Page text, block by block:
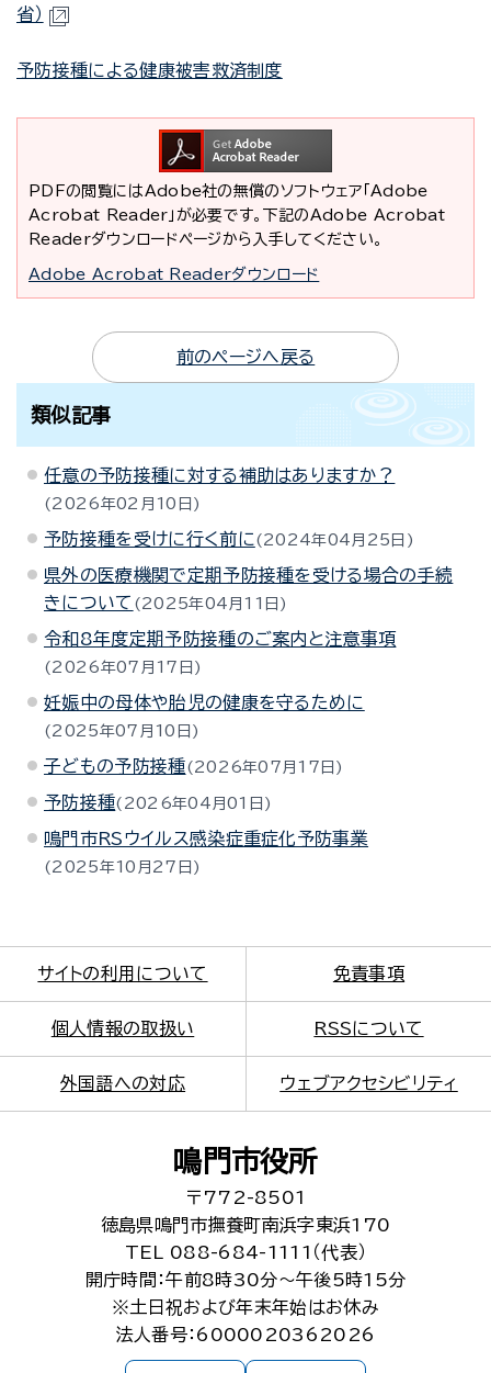
省）
予防接種による健康被害救済制度
PDFの閲覧にはAdobe社の無償のソフトウェア「Adobe
Acrobat Reader」が必要です。下記のAdobe Acrobat
Readerダウンロードページから入手してください。
Adobe Acrobat Readerダウンロード
前のページへ戻る
類似記事
任意の予防接種に対する補助はありますか？
2026年02月10日
予防接種を受けに行く前に 2024年04月25日
県外の医療機関で定期予防接種を受ける場合の手続
きについて
2025年04月11日
令和8年度定期予防接種のご案内と注意事項
2026年07月17日
妊娠中の母体や胎児の健康を守るために
2025年07月10日
子どもの予防接種 2026年07月17日
予防接種 2026年04月01日
鳴門市RSウイルス感染症重症化予防事業
2025年10月27日
サイトの利用について 免責事項
個人情報の取扱い RSSについて
外国語への対応 ウェブアクセシビリティ
鳴門市役所
〒772-8501
徳島県鳴門市撫養町南浜字東浜170
TEL 088-684-1111（代表）
開庁時間：午前8時30分～午後5時15分
※土日祝および年末年始はお休み
法人番号：6000020362026